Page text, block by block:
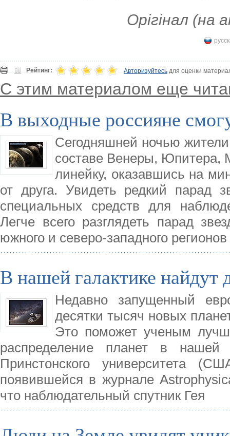
Орігінал (на
Рейтинг: Авторизуйтесьдля оценки
С этим материалом еще
В выходные россияне
Сегодняшней ночью
составе Венеры, Юпитера,
линейку, оказавшись на
от друга. Увидеть редкий парад
специальных средств для
Легче всего разглядеть парад
южного и северо-западного регионов
В нашей галактике найдут
Недавно запущенный
десятки тысяч новых
Это поможет ученым
распределение планет в нашей
Принстонского университета
появившейся в журнале
что наблюдательный спутник Гея